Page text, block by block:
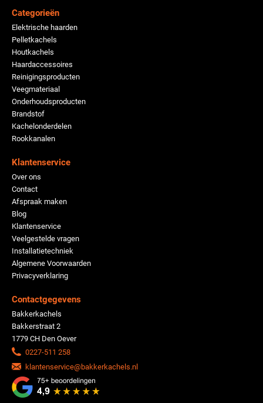
Categorieën
Elektrische haarden
Pelletkachels
Houtkachels
Haardaccessoires
Reinigingsproducten
Veegmateriaal
Onderhoudsproducten
Brandstof
Kachelonderdelen
Rookkanalen
Klantenservice
Over ons
Contact
Afspraak maken
Blog
Klantenservice
Veelgestelde vragen
Installatietechniek
Algemene Voorwaarden
Privacyverklaring
Contactgegevens
Bakkerkachels
Bakkerstraat 2
1779 CH Den Oever
0227-511 258
klantenservice@bakkerkachels.nl